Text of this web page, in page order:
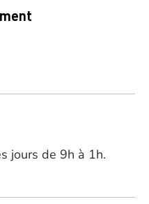
jours de 9h à 1h.